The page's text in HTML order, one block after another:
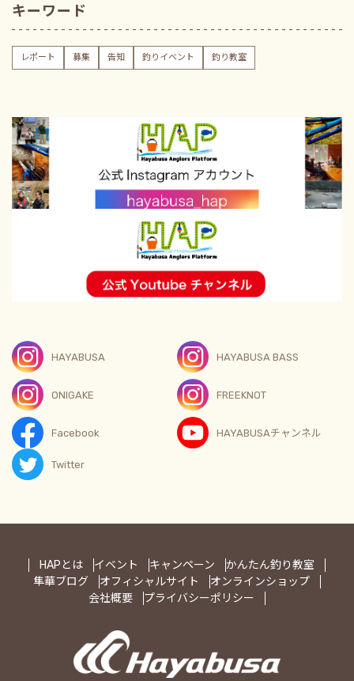
キーワード
レポート 募集 告知 釣りイベント 釣り教室
HAYABUSA HAYABUSA BASS
ONIGAKE FREEKNOT
Facebook HAYABUSAチャンネル
Twitter
HAPとは イベント キャンペーン
かんたん釣り教室
隼華ブログ
オフィシャルサイト
オンラインショップ
会社概要
プライバシーポリシー